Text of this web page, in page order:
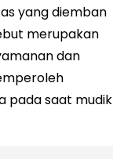
yang diemban
merupakan
dan
pada saat mudik